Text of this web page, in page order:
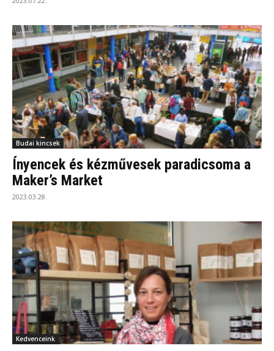
Budai kincsek
Ínyencek és kézművesek paradicsoma a
Maker’s Market
2023.03.28.
Kedvenceink